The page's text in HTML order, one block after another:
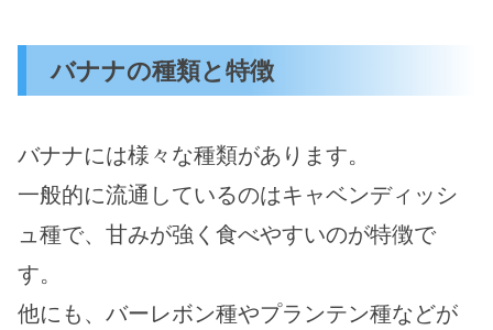
バナナの種類と特徴
バナナには様々な種類があります。
一般的に流通しているのはキャベンディッシ
ュ種で、甘みが強く食べやすいのが特徴で
す。
他にも、バーレボン種やプランテン種などが